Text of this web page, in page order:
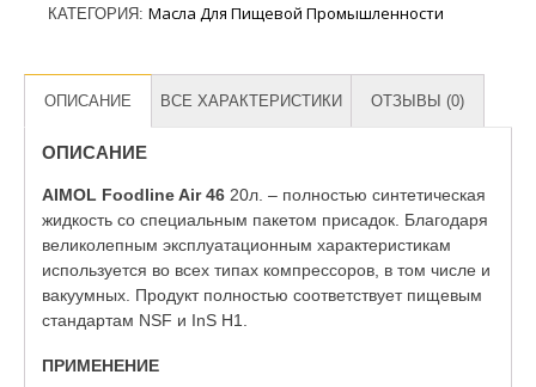
КАТЕГОРИЯ: Масла Для Пищевой Промышленности
ОПИСАНИЕ ВСЕ ХАРАКТЕРИСТИКИ ОТЗЫВЫ (0)
ОПИСАНИЕ
AIMOL Foodline Air 46 20л. – полностью синтетическая
жидкость со специальным пакетом присадок. Благодаря
великолепным эксплуатационным характеристикам
используется во всех типах компрессоров, в том числе и
вакуумных. Продукт полностью соответствует пищевым
стандартам NSF и InS H1.
ПРИМЕНЕНИЕ